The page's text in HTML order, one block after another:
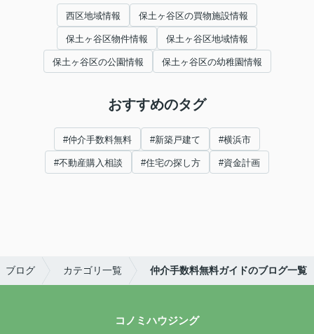
西区地域情報 保土ヶ谷区の買物施設情報
保土ヶ谷区物件情報 保土ヶ谷区地域情報
保土ヶ谷区の公園情報 保土ヶ谷区の幼稚園情報
おすすめのタグ
#仲介手数料無料 #新築戸建て #横浜市
#不動産購入相談 #住宅の探し方 #資金計画
ブログ カテゴリ一覧 仲介手数料無料ガイドのブログ一覧
コノミハウジング